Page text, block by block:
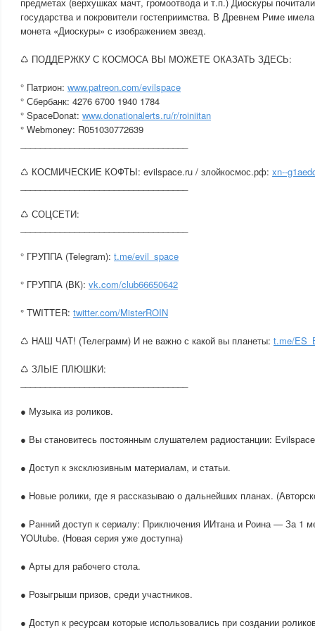
государства и покровители гостеприимства. В Древнем Риме
монета «Диоскуры» с изображением звезд.
♺ ПОДДЕРЖКУ С КОСМОСА ВЫ МОЖЕТЕ ОКАЗАТЬ ЗДЕСЬ:
° Патрион: www.patreon.com/evilspace
° Сбербанк: 4276 6700 1940 1784
° SpaceDonat: www.donationalerts.ru/r/roiniitan
° Webmoney: R051030772639
♺ КОСМИЧЕСКИЕ КОФТЫ: evilspace.ru / злойкосмос.рф: xn--
♺ СОЦСЕТИ:
° ГРУППА (Telegram): t.me/evil_space
° ГРУППА (ВК): vk.com/club66650642
° TWITTER: twitter.com/MisterROIN
♺ НАШ ЧАТ! (Телеграмм) И не важно с какой вы планеты: t.me/
♺ ЗЛЫЕ ПЛЮШКИ:
● Музыка из роликов.
● Вы становитесь постоянным слушателем радиостанции:
● Доступ к эксклюзивным материалам, и статьи.
● Новые ролики, где я рассказываю о дальнейших планах.
● Ранний доступ к сериалу: Приключения ИИтана и Роина — За 1
YOUtube. (Новая серия уже доступна)
● Арты для рабочего стола.
● Розыгрыши призов, среди участников.
● Доступ к ресурсам которые использовались при создании